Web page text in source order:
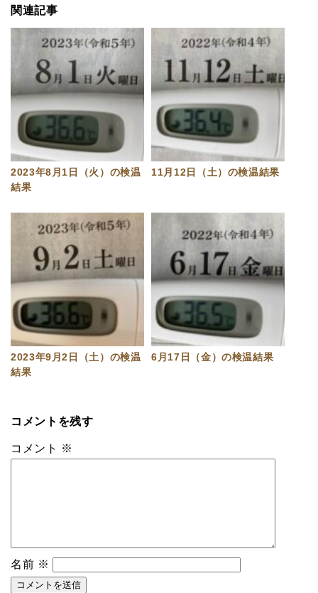
関連記事
2023年8月1日（火）の検温
結果
11月12日（土）の検温結果
2023年9月2日（土）の検温
結果
6月17日（金）の検温結果
コメントを残す
コメント ※
名前 ※